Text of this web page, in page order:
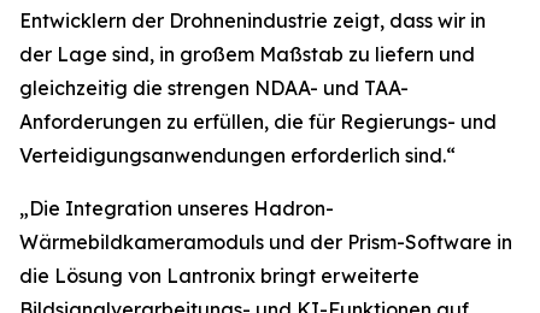
Entwicklern der Drohnenindustrie zeigt, dass wir in
der Lage sind, in großem Maßstab zu liefern und
gleichzeitig die strengen NDAA- und TAA-
Anforderungen zu erfüllen, die für Regierungs- und
Verteidigungsanwendungen erforderlich sind.“
„Die Integration unseres Hadron-
Wärmebildkameramoduls und der Prism-Software in
die Lösung von Lantronix bringt erweiterte